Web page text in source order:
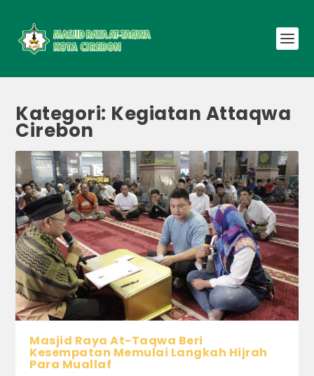
Kategori: Kegiatan Attaqwa
Cirebon
Masjid Raya At-Taqwa Beri
Kesempatan Memulai Langkah Hijrah
Para Muallaf